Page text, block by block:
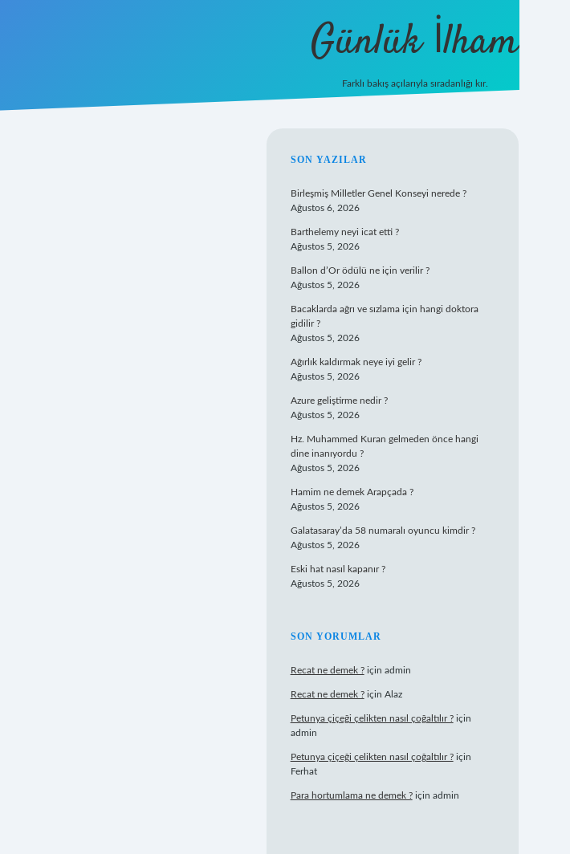
Günlük İlham
Farklı bakış açılarıyla sıradanlığı kır.
SIDEBAR
SON YAZILAR
Birleşmiş Milletler Genel Konseyi nerede ?
Ağustos 6, 2026
Barthelemy neyi icat etti ?
Ağustos 5, 2026
Ballon d’Or ödülü ne için verilir ?
Ağustos 5, 2026
Bacaklarda ağrı ve sızlama için hangi doktora
gidilir ?
Ağustos 5, 2026
Ağırlık kaldırmak neye iyi gelir ?
Ağustos 5, 2026
Azure geliştirme nedir ?
Ağustos 5, 2026
Hz. Muhammed Kuran gelmeden önce hangi
dine inanıyordu ?
Ağustos 5, 2026
Hamim ne demek Arapçada ?
Ağustos 5, 2026
Galatasaray’da 58 numaralı oyuncu kimdir ?
Ağustos 5, 2026
Eski hat nasıl kapanır ?
Ağustos 5, 2026
SON YORUMLAR
Recat ne demek ?için admin
Recat ne demek ?için Alaz
Petunya çiçeği çelikten nasıl çoğaltılır ?için
admin
Petunya çiçeği çelikten nasıl çoğaltılır ?için
Ferhat
Para hortumlama ne demek ?için admin